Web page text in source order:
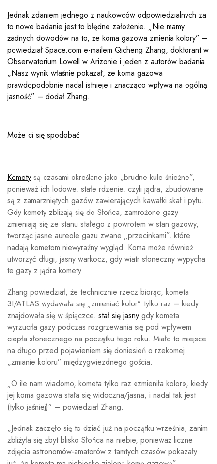
Jednak zdaniem jednego z naukowców odpowiedzialnych za
to nowe badanie jest to błędne założenie. „Nie mamy
żadnych dowodów na to, że koma gazowa zmienia kolory” –
powiedział Space.com e-mailem Qicheng Zhang, doktorant w
Obserwatorium Lowell w Arizonie i jeden z autorów badania.
„Nasz wynik właśnie pokazał, że koma gazowa
prawdopodobnie nadal istnieje i znacząco wpływa na ogólną
jasność” – dodał Zhang.
Może ci się spodobać
Komety są czasami określane jako „brudne kule śnieżne”,
ponieważ ich lodowe, stałe rdzenie, czyli jądra, zbudowane
są z zamarzniętych gazów zawierających kawałki skał i pyłu.
Gdy komety zbliżają się do Słońca, zamrożone gazy
zmieniają się ze stanu stałego z powrotem w stan gazowy,
tworząc jasne aureole gazu zwane „przecinkami”, które
nadają kometom niewyraźny wygląd. Koma może również
utworzyć długi, jasny warkocz, gdy wiatr słoneczny wypycha
te gazy z jądra komety.
Zhang powiedział, że technicznie rzecz biorąc, kometa
3I/ATLAS wydawała się „zmieniać kolor” tylko raz – kiedy
znajdowała się w śpiączce. stał się jasny gdy kometa
wyrzuciła gazy podczas rozgrzewania się pod wpływem
ciepła słonecznego na początku tego roku. Miało to miejsce
na długo przed pojawieniem się doniesień o rzekomej
„zmianie koloru” międzygwiezdnego gościa.
„O ile nam wiadomo, kometa tylko raz «zmieniła kolor», kiedy
jej koma gazowa stała się widoczna/jasna, i nadal tak jest
(tylko jaśniej)” – powiedział Zhang.
„Jednak zaczęło się to dziać już na początku września, zanim
zbliżyła się zbyt blisko Słońca na niebie, ponieważ liczne
zdjęcia astronomów-amatorów z tamtych czasów pokazały